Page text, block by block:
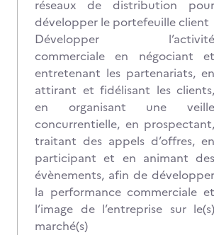
réseaux de distribution pour
développer le portefeuille client
Développer l’activité
commerciale en négociant et
entretenant les partenariats, en
attirant et fidélisant les clients,
en organisant une veille
concurrentielle, en prospectant,
traitant des appels d’offres, en
participant et en animant des
évènements, afin de développer
la performance commerciale et
l’image de l’entreprise sur le(s)
marché(s)